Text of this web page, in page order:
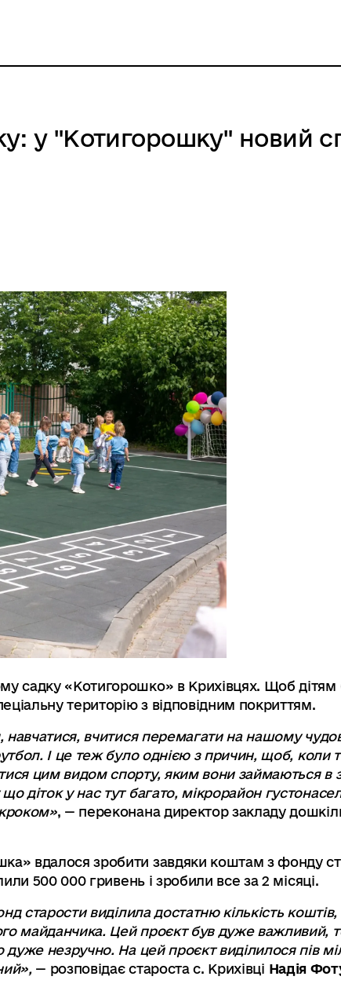
у "Котигорошку" новий
садку «Котигорошко» в Крихівцях. Щоб дітям
територію з відповідним покриттям.
навчатися, вчитися перемагати на нашому
І це теж було однією з причин, щоб, коли
цим видом спорту, яким вони займаються в
діток у нас тут багато, мікрорайон
, — переконана директор закладу
вдалося зробити завдяки коштам з фонду
500 000 гривень і зробили все за 2 місяці.
старости виділила достатню кількість
майданчика. Цей проєкт був дуже важливий,
незручно. На цей проєкт виділилося пів
— розповідає староста с. Крихівці Надія